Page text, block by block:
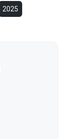
2025